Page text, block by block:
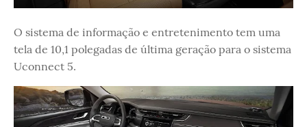
O sistema de informação e entretenimento tem uma
tela de 10,1 polegadas de última geração para o sistema
Uconnect 5.